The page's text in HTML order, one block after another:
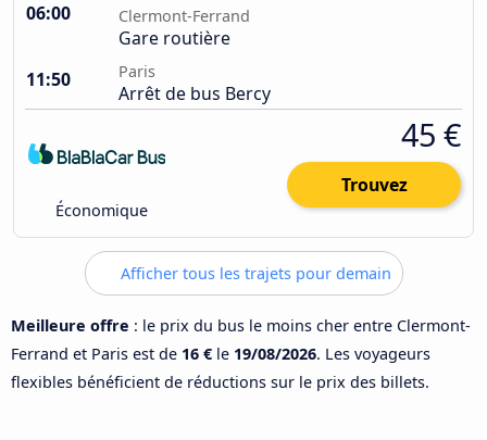
06:00 Clermont-Ferrand
Gare routière
11:50
Paris
Arrêt de bus Bercy
Économique
45 €
Trouvez
Afficher tous les trajets pour demain
Meilleure offre : le prix du bus le moins cher entre Clermont-
Ferrand et Paris est de 16 € le 19/08/2026. Les voyageurs
flexibles bénéficient de réductions sur le prix des billets.